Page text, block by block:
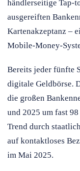
händlerseitige Tap-
ausgereiften
Kartenakzeptanz –
Mobile-Money-
Bereits jeder fünfte
digitale Geldbörse.
die großen
und 2025 um fast
Trend durch
auf kontaktloses
im Mai 2025.